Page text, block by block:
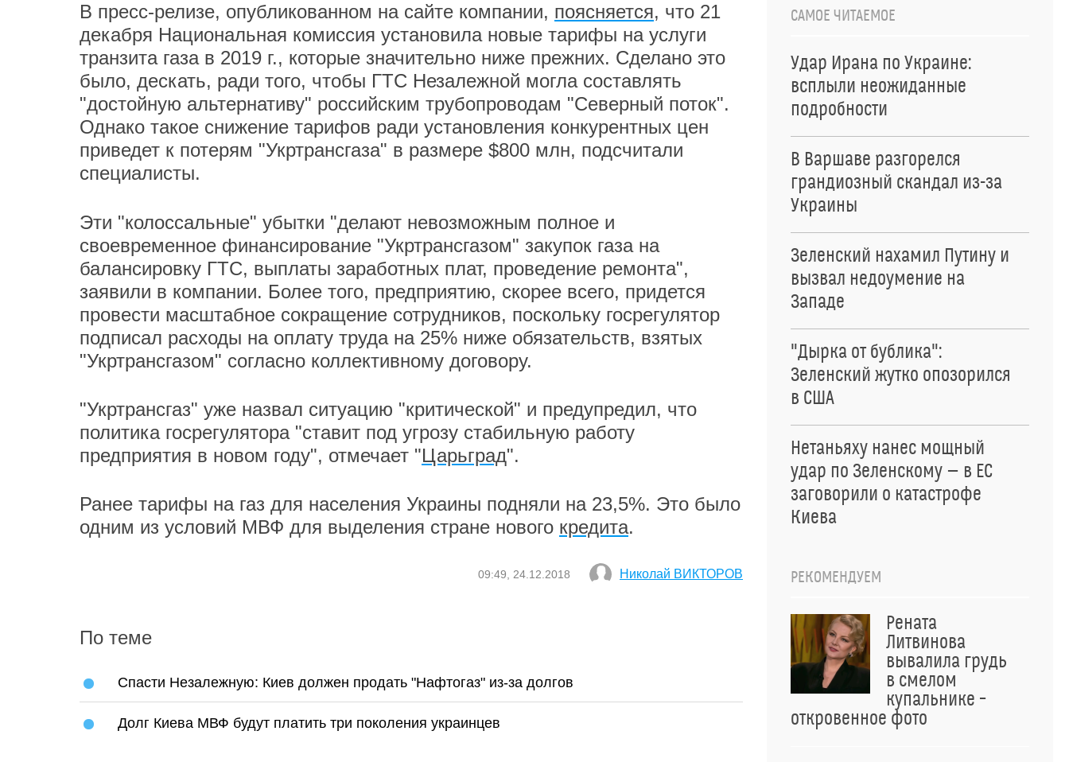
В пресс-релизе, опубликованном на сайте компании, поясняется, что 21
декабря Национальная комиссия установила новые тарифы на услуги
транзита газа в 2019 г., которые значительно ниже прежних. Сделано это
было, дескать, ради того, чтобы ГТС Незалежной могла составлять
"достойную альтернативу" российским трубопроводам "Северный поток".
Однако такое снижение тарифов ради установления конкурентных цен
приведет к потерям "Укртрансгаза" в размере $800 млн, подсчитали
специалисты.
Эти "колоссальные" убытки "делают невозможным полное и
своевременное финансирование "Укртрансгазом" закупок газа на
балансировку ГТС, выплаты заработных плат, проведение ремонта",
заявили в компании. Более того, предприятию, скорее всего, придется
провести масштабное сокращение сотрудников, поскольку госрегулятор
подписал расходы на оплату труда на 25% ниже обязательств, взятых
"Укртрансгазом" согласно коллективному договору.
"Укртрансгаз" уже назвал ситуацию "критической" и предупредил, что
политика госрегулятора "ставит под угрозу стабильную работу
предприятия в новом году", отмечает "Царьград".
Ранее тарифы на газ для населения Украины подняли на 23,5%. Это было
одним из условий МВФ для выделения стране нового кредита.
09:49, 24.12.2018 Николай ВИКТОРОВ
По теме
Спасти Незалежную: Киев должен продать "Нафтогаз" из-за долгов
Долг Киева МВФ будут платить три поколения украинцев
САМОЕ ЧИТАЕМОЕ
Удар Ирана по Украине:
всплыли неожиданные
подробности
В Варшаве разгорелся
грандиозный скандал из-за
Украины
Зеленский нахамил Путину и
вызвал недоумение на
Западе
"Дырка от бублика":
Зеленский жутко опозорился
в США
Нетаньяху нанес мощный
удар по Зеленскому — в ЕС
заговорили о катастрофе
Киева
РЕКОМЕНДУЕМ
Рената
Литвинова
вывалила грудь
в смелом
купальнике –
откровенное фото